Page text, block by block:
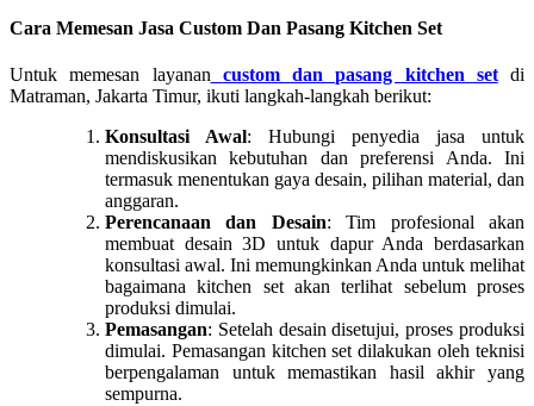
Cara Memesan Jasa Custom Dan Pasang Kitchen Set
Untuk memesan layanan custom dan pasang kitchen setdi
Matraman, Jakarta Timur, ikuti langkah-langkah berikut:
Konsultasi Awal: Hubungi penyedia jasa untuk
mendiskusikan kebutuhan dan preferensi Anda. Ini
termasuk menentukan gaya desain, pilihan material, dan
anggaran.
Perencanaan dan Desain: Tim profesional akan
membuat desain 3D untuk dapur Anda berdasarkan
konsultasi awal. Ini memungkinkan Anda untuk melihat
bagaimana kitchen set akan terlihat sebelum proses
produksi dimulai.
Pemasangan: Setelah desain disetujui, proses produksi
dimulai. Pemasangan kitchen set dilakukan oleh teknisi
berpengalaman untuk memastikan hasil akhir yang
sempurna.